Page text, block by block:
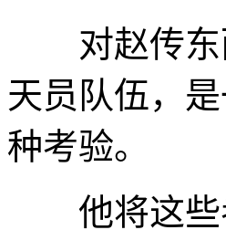
对赵传东
天员队伍，
种考验。
他将这些